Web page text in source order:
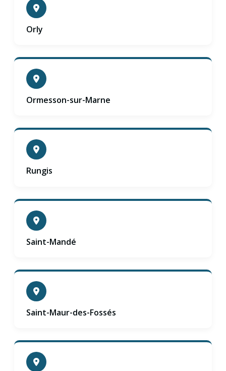
Orly
Ormesson-sur-Marne
Rungis
Saint-Mandé
Saint-Maur-des-Fossés